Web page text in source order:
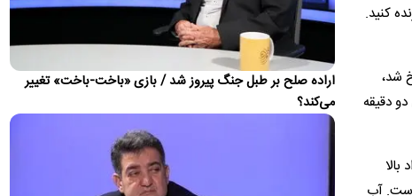
کنید.
شد،
دقیقه
است. آب
خرازی و نیلی
یک روزنامه نوشت: مسئولین قضائی باید با افرادی که اقدام به
جعلیات درباره مسئولان می‌کنند برخورد نمایند تا جامعه از…
چند روز دیگر
باشگاه پرسپولیس در فاصله یک هفته تا شروع نقل و انتقالات خرید
اراده صلح بر طبل جنگ پیروز شد / بازی «باخت-باخت» تغییر
می‌کند؟